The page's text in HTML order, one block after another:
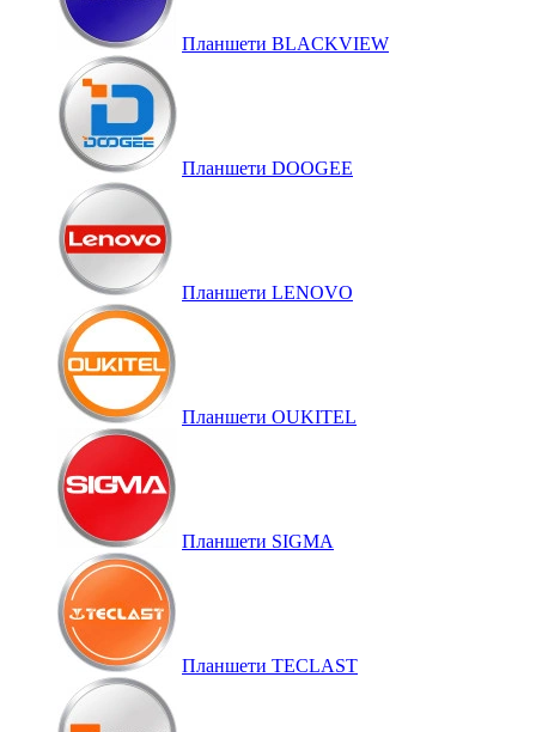
Планшети BLACKVIEW
Планшети DOOGEE
Планшети LENOVO
Планшети OUKITEL
Планшети SIGMA
Планшети TECLAST